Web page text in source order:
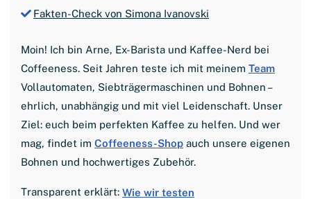
Fakten-Check von Simona Ivanovski
Moin! Ich bin Arne, Ex-Barista und Kaffee-Nerd bei
Coffeeness. Seit Jahren teste ich mit meinem Team
Vollautomaten, Siebträgermaschinen und Bohnen –
ehrlich, unabhängig und mit viel Leidenschaft. Unser
Ziel: euch beim perfekten Kaffee zu helfen. Und wer
mag, findet im Coffeeness-Shop auch unsere eigenen
Bohnen und hochwertiges Zubehör.
Transparent erklärt: Wie wir testen